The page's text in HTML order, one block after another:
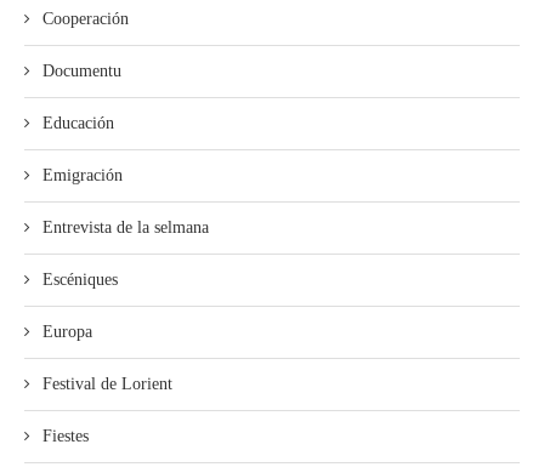
Cooperación
Documentu
Educación
Emigración
Entrevista de la selmana
Escéniques
Europa
Festival de Lorient
Fiestes